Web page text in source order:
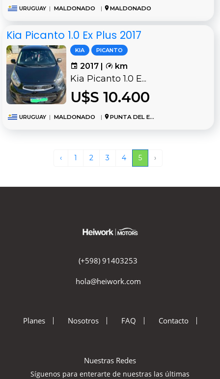
URUGUAY | MALDONADO | MALDONADO
Kia Picanto 1.0 Ex Plus 2017
KIA PICANTO
2017 | km
Kia Picanto 1.0 E...
U$S 10.400
URUGUAY | MALDONADO | PUNTA DEL ESTE
‹ 1 2 3 4 5 ›
(+598) 91403253
hola@heiwork.com
Planes Nosotros FAQ Contacto
Nuestras Redes
Síguenos para enterarte de nuestras las últimas